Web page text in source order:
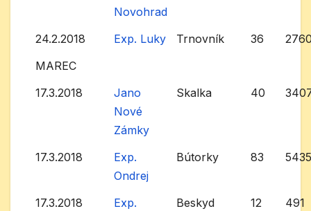
Novohrad
24.2.2018 Exp. Luky Trnovník 36
MAREC
17.3.2018
Jano
Nové
Zámky
Skalka 40
17.3.2018
Exp.
Ondrej
Bútorky 83
17.3.2018
Exp.
Beskyd 12 491